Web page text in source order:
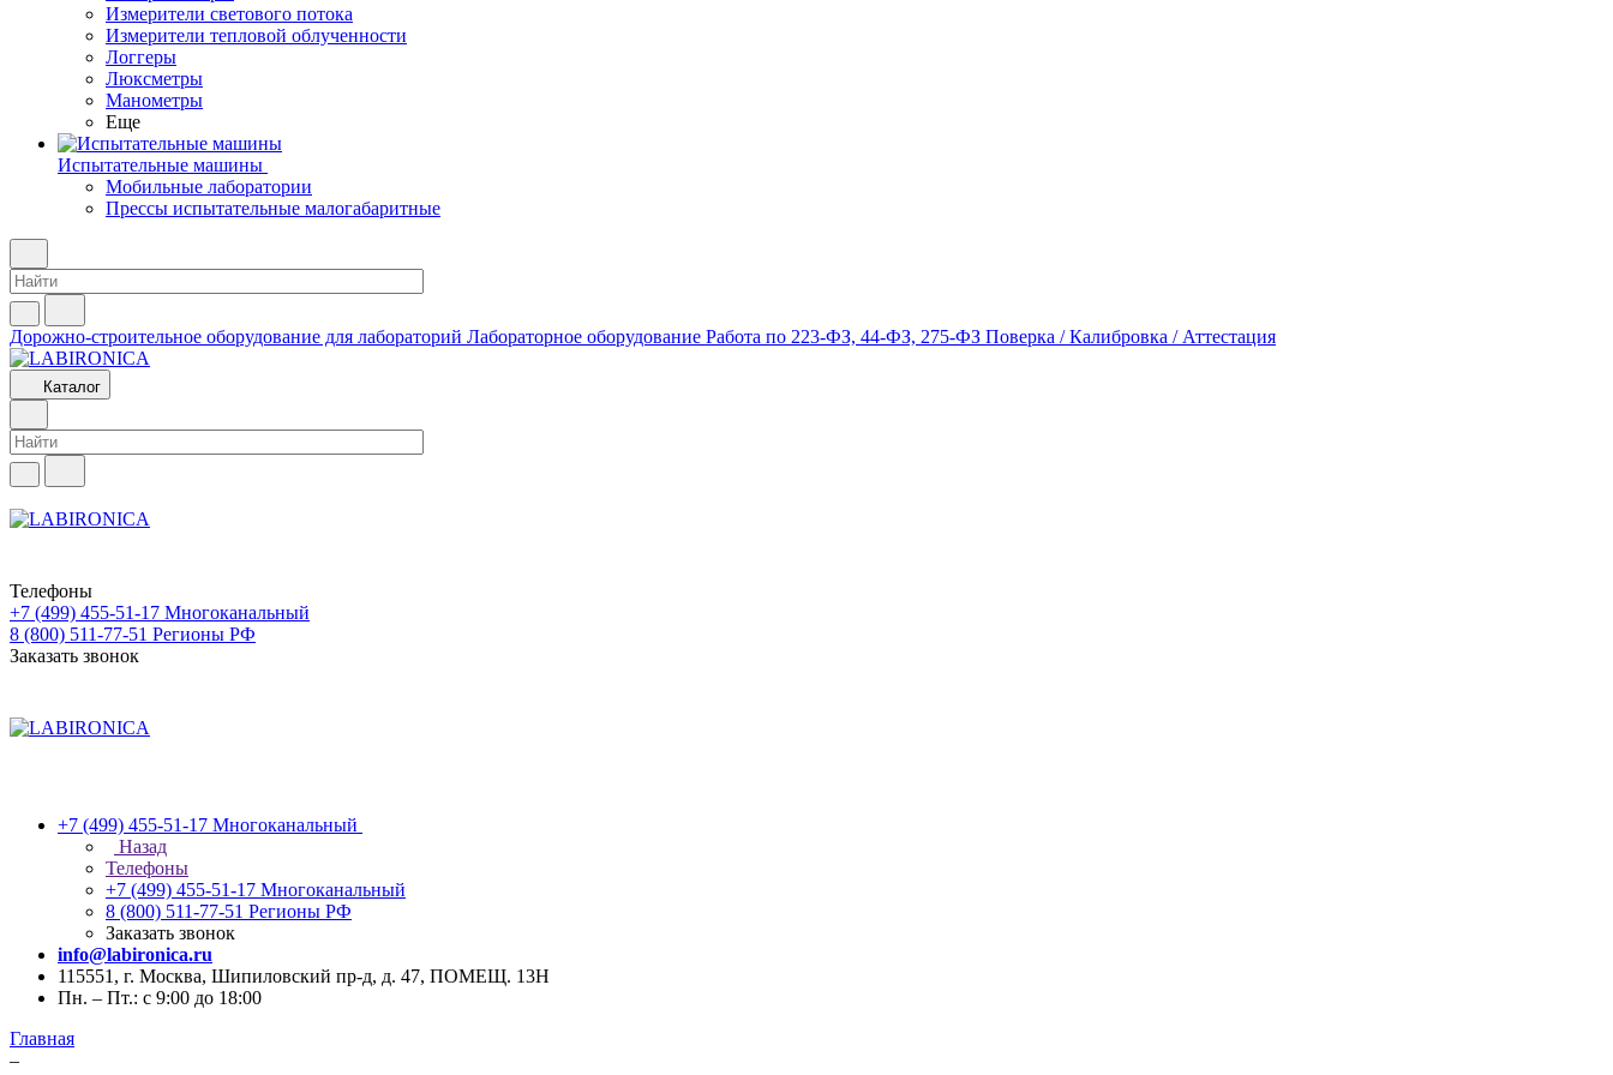
Измерители светового потока
Измерители тепловой облученности
Логгеры
Люксметры
Манометры
Еще
Испытательные машины
Мобильные лаборатории
Прессы испытательные малогабаритные
Дорожно-строительное оборудование для лабораторий Лабораторное оборудование Работа по 223-ФЗ, 44-ФЗ, 275-ФЗ Поверка / Калибровка / Аттестация
Каталог
Телефоны
+7 (499) 455-51-17 Многоканальный
8 (800) 511-77-51 Регионы РФ
Заказать звонок
+7 (499) 455-51-17 Многоканальный
Назад
Телефоны
+7 (499) 455-51-17 Многоканальный
8 (800) 511-77-51 Регионы РФ
Заказать звонок
info@labironica.ru
115551, г. Москва, Шипиловский пр-д, д. 47, ПОМЕЩ. 13Н
Пн. – Пт.: с 9:00 до 18:00
Главная
–